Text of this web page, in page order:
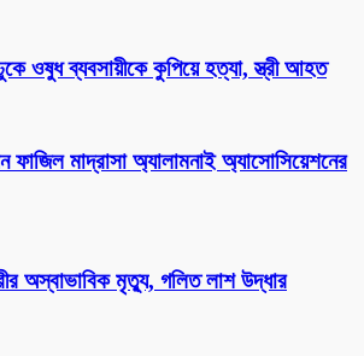
ওষুধ ব্যবসায়ীকে কুপিয়ে হত্যা, স্ত্রী আহত
মাদ্রাসা অ্যালামনাই অ্যাসোসিয়েশনের
অস্বাভাবিক মৃত্যু, গলিত লাশ উদ্ধার